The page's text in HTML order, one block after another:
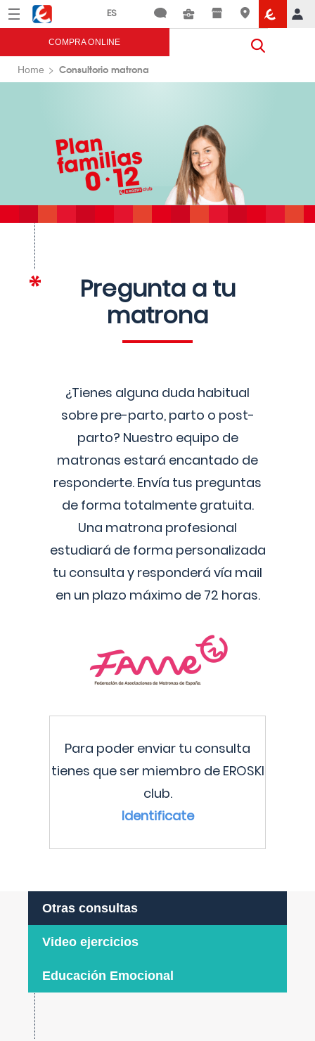
Menú Eroski
COMPRA ONLINE
Home Consultorio matrona
Pregunta a tu
matrona
¿Tienes alguna duda habitual
sobre pre-parto, parto o post-
parto? Nuestro equipo de
matronas estará encantado de
responderte. Envía tus preguntas
de forma totalmente gratuita.
Una matrona profesional
estudiará de forma personalizada
tu consulta y responderá vía mail
en un plazo máximo de 72 horas.
Para poder enviar tu consulta
tienes que ser miembro de EROSKI
club.
Identificate
Otras consultas
Video ejercicios
Educación Emocional